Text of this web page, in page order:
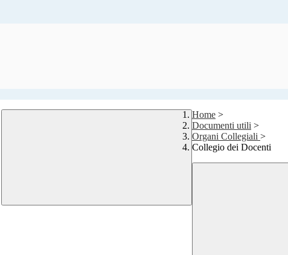
Home >
Documenti utili >
Organi Collegiali >
Collegio dei Docenti